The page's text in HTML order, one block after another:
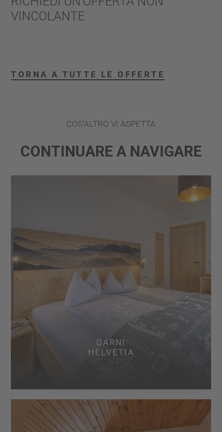
VINCOLANTE
TORNA A TUTTE LE OFFERTE
COS’ALTRO VI ASPETTA
CONTINUARE A NAVIGARE
GARNI
HELVETIA